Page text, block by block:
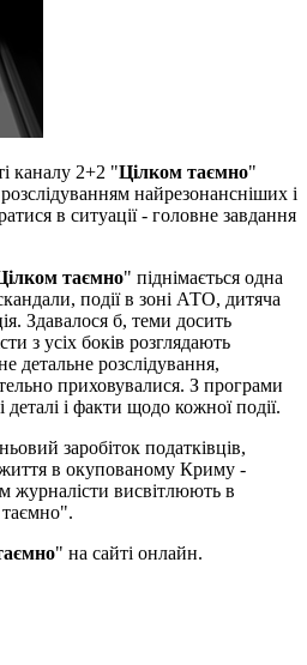
каналу 2+2 "Цілком таємно"
найрезонансніших і
в ситуації - головне завдання
таємно" піднімається одна
події в зоні АТО, дитяча
Здавалося б, теми досить
з усіх боків розглядають
детальне розслідування,
приховувалися. З програми
деталі і факти щодо кожної події.
заробіток податківців,
життя в окупованому Криму -
журналісти висвітлюють в
" на сайті онлайн.